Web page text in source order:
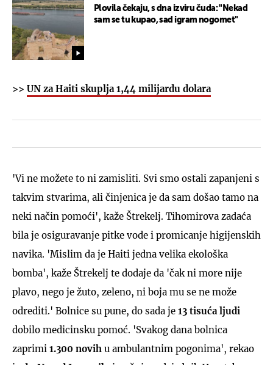
Plovila čekaju, s dna izviru čuda: "Nekad
sam se tu kupao, sad igram nogomet"
>> UN za Haiti skuplja 1,44 milijardu dolara
'Vi ne možete to ni zamisliti. Svi smo ostali zapanjeni s
takvim stvarima, ali činjenica je da sam došao tamo na
neki način pomoći', kaže Štrekelj. Tihomirova zadaća
bila je osiguravanje pitke vode i promicanje higijenskih
navika. 'Mislim da je Haiti jedna velika ekološka
bomba', kaže Štrekelj te dodaje da 'čak ni more nije
plavo, nego je žuto, zeleno, ni boja mu se ne može
odrediti.' Bolnice su pune, do sada je 13 tisuća ljudi
dobilo medicinsku pomoć. 'Svakog dana bolnica
zaprimi 1.300 novih u ambulantnim pogonima', rekao